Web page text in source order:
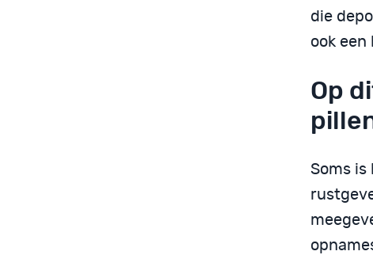
die
ook een
Op
Soms